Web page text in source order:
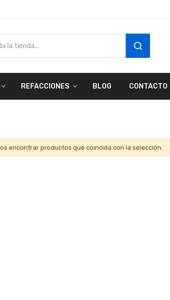
SEARCH
REFACCIONES BLOG CONTACTO
encontrar productos que coincida con la selección.